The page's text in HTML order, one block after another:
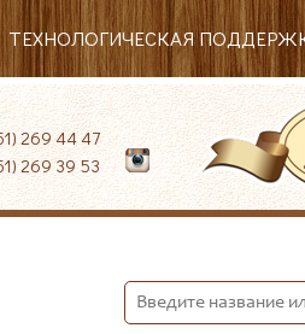
ТЕХНОЛОГИЧЕСКАЯ
269 44 47
269 39 53